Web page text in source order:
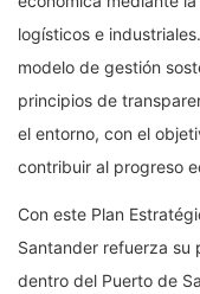
logísticos e
modelo de gestión
principios de
el entorno, con el
contribuir al progreso
Con este Plan
Santander refuerza su
dentro del Puerto de